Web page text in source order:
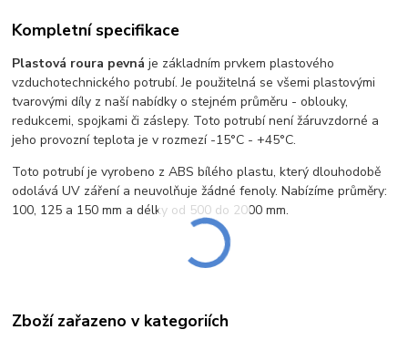
Kompletní specifikace
Plastová roura pevnáje základním prvkem plastového
vzduchotechnického potrubí. Je použitelná se všemi plastovými
tvarovými díly z naší nabídky o stejném průměru - oblouky,
redukcemi, spojkami či záslepy. Toto potrubí není žáruvzdorné a
jeho provozní teplota je v rozmezí -15°C - +45°C.
Toto potrubí je vyrobeno z ABS bílého plastu, který dlouhodobě
odolává UV záření a neuvolňuje žádné fenoly. Nabízíme průměry:
100, 125 a 150 mm a délky od 500 do 2000 mm.
Zboží zařazeno v kategoriích